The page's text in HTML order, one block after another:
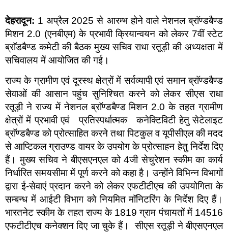
देहरादून: 1 अप्रैल 2025 से आरम्भ होने वाले नेशनल ब्राॅण्डबैण्ड
मिशन 2.0 (एनबीएम) के प्रभावी क्रियान्वयन को लेकर 7वीं स्टेट
ब्राॅडबैण्ड कमेटी की बैठक मुख्य सचिव राधा रतूड़ी की अध्यक्षता में
सचिवालय में आयोजित की गई।
राज्य के ग्रामीण एवं दूरस्थ क्षेत्रों में सर्वव्यापी एवं समान ब्राॅण्डबैण्ड
सेवाओं की आसान पहुंच सुनिश्चित करने को लेकर सीएस राधा
रतूड़ी ने राज्य में नेशनल ब्राॅण्डबैण्ड मिशन 2.0 के तहत ग्रामीण
क्षेत्रों में प्रभावी एवं प्रतिस्पर्धात्मक कनेक्टिविटी हेतु सेटेलाइट
ब्राॅण्डबैण्ड को प्रोत्साहित करने तथा पिटकुल व यूपीसीएल की मदद
से आप्टिकल ग्राउण्ड वायर के उपयोग के प्रोत्साहन हेतु निर्देश दिए
हैं। मुख्य सचिव ने बीएसएनएल को 4जी सेचुरेशन स्कीम का कार्य
निर्धारित समयसीमा में पूर्ण करने को कहा है। उन्होंने विभिन्न विभागों
द्वारा ई-सेवाएं प्रदान करने को लेकर एफटीटीएच की उपयोगिता के
सम्बन्ध में आईटी विभाग को नियमित माॅनिटरिंग के निर्देश दिए हैं।
भारतनेट स्कीम के तहत राज्य के 1819 ग्राम पंचायतों में 14516
एफटीटीएच कनेक्शन दिए जा चुके हैं। सीएस रतूड़ी ने बीएसएनएल